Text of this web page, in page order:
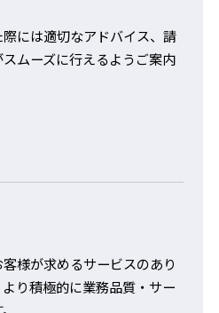
には適切なアドバイス、請
ムーズに行えるようご案内
様が求めるサービスのあり
り積極的に業務品質・サー